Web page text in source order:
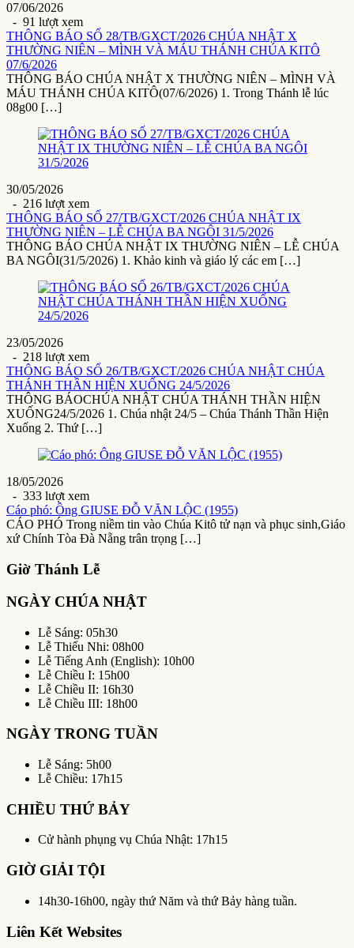
07/06/2026
- 91 lượt xem
THÔNG BÁO SỐ 28/TB/GXCT/2026 CHÚA NHẬT X
THƯỜNG NIÊN – MÌNH VÀ MÁU THÁNH CHÚA KITÔ
07/6/2026
THÔNG BÁO CHÚA NHẬT X THƯỜNG NIÊN – MÌNH VÀ
MÁU THÁNH CHÚA KITÔ(07/6/2026) 1. Trong Thánh lễ lúc
08g00 […]
30/05/2026
- 216 lượt xem
THÔNG BÁO SỐ 27/TB/GXCT/2026 CHÚA NHẬT IX
THƯỜNG NIÊN – LỄ CHÚA BA NGÔI 31/5/2026
THÔNG BÁO CHÚA NHẬT IX THƯỜNG NIÊN – LỄ CHÚA
BA NGÔI(31/5/2026) 1. Khảo kinh và giáo lý các em […]
23/05/2026
- 218 lượt xem
THÔNG BÁO SỐ 26/TB/GXCT/2026 CHÚA NHẬT CHÚA
THÁNH THẦN HIỆN XUỐNG 24/5/2026
THÔNG BÁOCHÚA NHẬT CHÚA THÁNH THẦN HIỆN
XUỐNG24/5/2026 1. Chúa nhật 24/5 – Chúa Thánh Thần Hiện
Xuống 2. Thứ […]
18/05/2026
- 333 lượt xem
Cáo phó: Ông GIUSE ĐỖ VĂN LỘC (1955)
CÁO PHÓ Trong niềm tin vào Chúa Kitô tử nạn và phục sinh,Giáo
xứ Chính Tòa Đà Nẵng trân trọng […]
Giờ Thánh Lễ
NGÀY CHÚA NHẬT
Lễ Sáng: 05h30
Lễ Thiếu Nhi: 08h00
Lễ Tiếng Anh (English): 10h00
Lễ Chiều I: 15h00
Lễ Chiều II: 16h30
Lễ Chiều III: 18h00
NGÀY TRONG TUẦN
Lễ Sáng: 5h00
Lễ Chiều: 17h15
CHIỀU THỨ BẢY
Cử hành phụng vụ Chúa Nhật: 17h15
GIỜ GIẢI TỘI
14h30-16h00, ngày thứ Năm và thứ Bảy hàng tuần.
Liên Kết Websites